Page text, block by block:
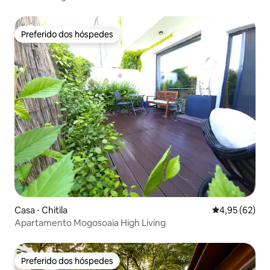
Preferido dos hóspedes
Preferido dos hóspedes
Casa ⋅ Chitila 4,95 de uma
4,95 (62)
Apartamento Mogosoaia High Living
Preferido dos hóspedes
Preferido dos hóspedes